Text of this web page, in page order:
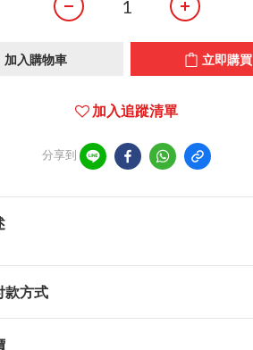
加入購物車 立即購買
加入追蹤清單
分享到
款方式